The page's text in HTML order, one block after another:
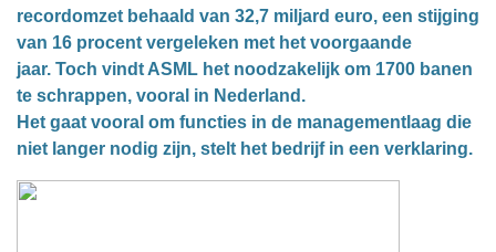
recordomzet behaald van 32,7 miljard euro, een stijging
van 16 procent vergeleken met het voorgaande
jaar. Toch vindt ASML het noodzakelijk om 1700 banen
te schrappen, vooral in Nederland.
Het gaat vooral om functies in de managementlaag die
niet langer nodig zijn, stelt het bedrijf in een verklaring.